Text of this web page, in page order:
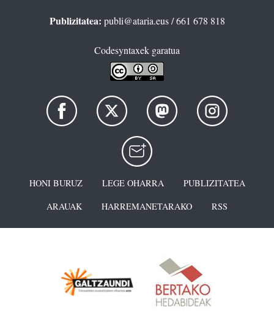
Publizitatea: publi@ataria.eus/ 661 678 818
Codesyntaxek garatua
HONI BURUZ LEGE OHARRA
PUBLIZITATEA
ARAUAK
HARREMANETARAKO RSS